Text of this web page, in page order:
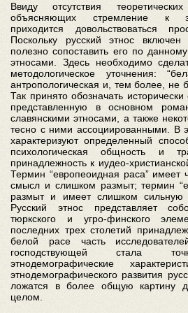
Ввиду отсутствия
объясняющих стремление к
приходится довольствоваться
Поскольку русский этнос
полезно сопоставить его по
этносами. Здесь необходимо
методологическое уточнения:
антропологическая и, тем более, не
Так принято обозначать
представленную в основном
славянскими этносами, а также
тесно с ними ассоциированными. В
характеризуют определенный
психологическая общность и
принадлежность к иудео-
Термин “европеоидная раса” имеет
смысл и слишком размыт; термин
размыт и имеет слишком сильную
Русский этнос представляет
тюркского и угро-финского
последних трех столетий
белой расе часть
господствующей стала
этнодемографические
этнодемографического развития
ложатся в более общую картину
целом.